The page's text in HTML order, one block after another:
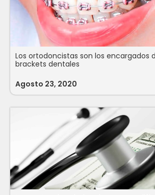
Los ortodoncistas son los encargados
brackets dentales
Agosto 23, 2020